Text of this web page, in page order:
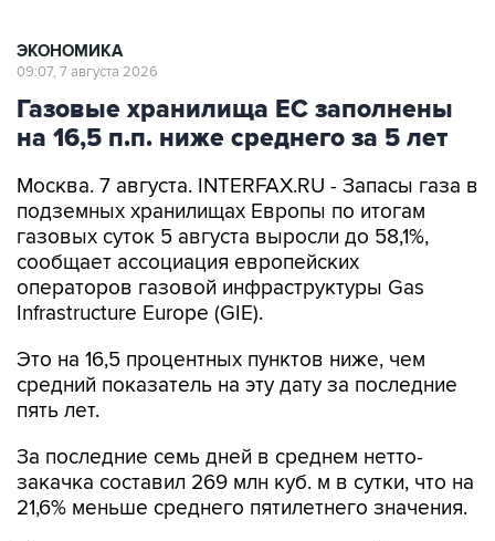
ЭКОНОМИКА
09:07, 7 августа 2026
Газовые хранилища ЕС заполнены
на 16,5 п.п. ниже среднего за 5 лет
Москва. 7 августа. INTERFAX.RU - Запасы газа в
подземных хранилищах Европы по итогам
газовых суток 5 августа выросли до 58,1%,
сообщает ассоциация европейских
операторов газовой инфраструктуры Gas
Infrastructure Europe (GIE).
Это на 16,5 процентных пунктов ниже, чем
средний показатель на эту дату за последние
пять лет.
За последние семь дней в среднем нетто-
закачка составил 269 млн куб. м в сутки, что на
21,6% меньше среднего пятилетнего значения.